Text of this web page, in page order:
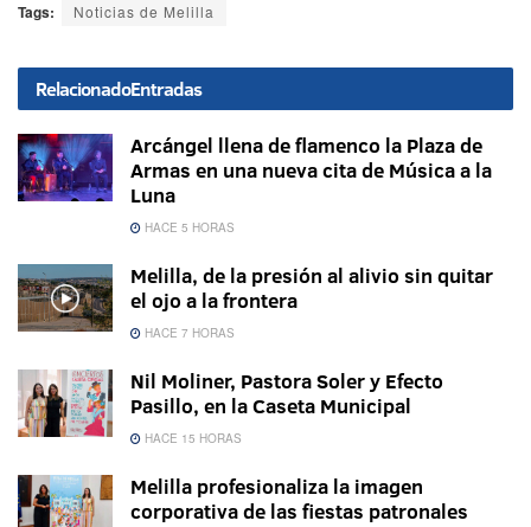
Tags: Noticias de Melilla
RelacionadoEntradas
Arcángel llena de flamenco la Plaza de
Armas en una nueva cita de Música a la
Luna
HACE 5 HORAS
Melilla, de la presión al alivio sin quitar
el ojo a la frontera
HACE 7 HORAS
Nil Moliner, Pastora Soler y Efecto
Pasillo, en la Caseta Municipal
HACE 15 HORAS
Melilla profesionaliza la imagen
corporativa de las fiestas patronales